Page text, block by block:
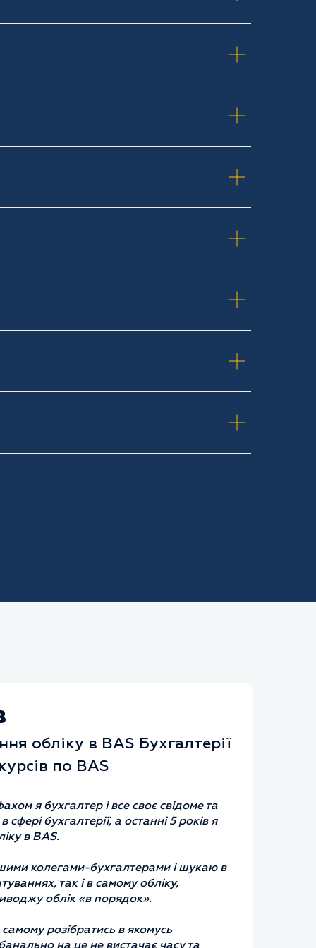
я бухгалтер і все своє свідоме та
бухгалтерії, а останні 5 років я
в BAS.
колегами-бухгалтерами і шукаю в
так і в самому обліку,
облік «в порядок».
розібратись в якомусь
по BAS
обліку в BAS Бухгалтерії